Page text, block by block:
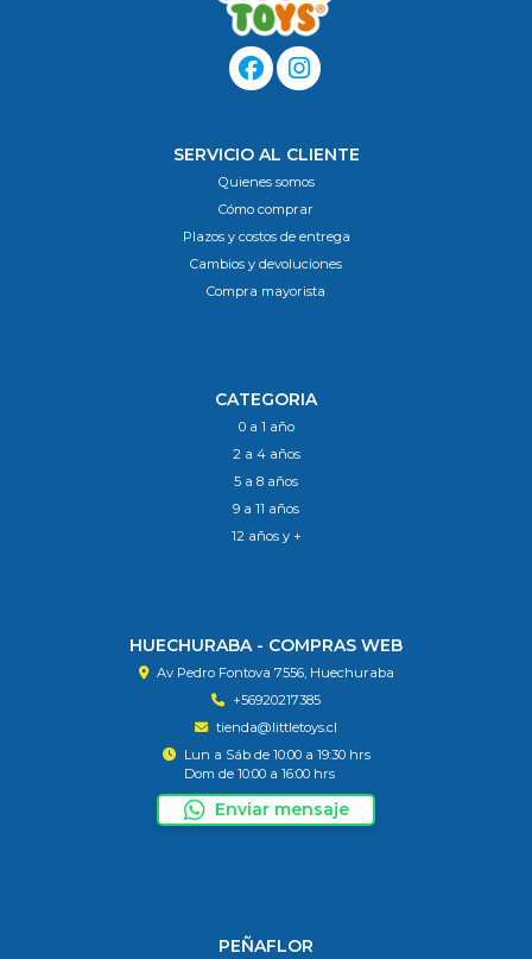
SERVICIO AL CLIENTE
Quienes somos
Cómo comprar
Plazos y costos de entrega
Cambios y devoluciones
Compra mayorista
CATEGORIA
0 a 1 año
2 a 4 años
5 a 8 años
9 a 11 años
12 años y +
HUECHURABA - COMPRAS WEB
Av Pedro Fontova 7556, Huechuraba
+56920217385
tienda@littletoys.cl
Lun a Sáb de 10:00 a 19:30 hrs
Dom de 10:00 a 16:00 hrs
Enviar mensaje
PEÑAFLOR